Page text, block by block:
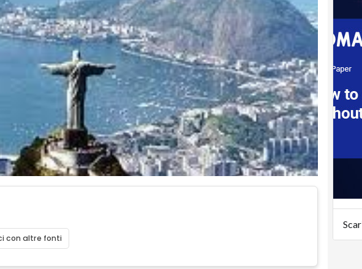
con altre fonti